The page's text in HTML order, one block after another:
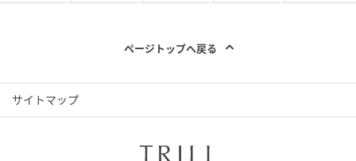
一方で、ドームツアー直後という過密スケジュールを
でいいからね」「少しゆっくり休める時間が過ごして
もらえたらいいなぁ」と体調を心配する優しい声も。
さらに、「チケット取れなかった落選 残念！」「行き
ページトップへ戻る
サイトマップ